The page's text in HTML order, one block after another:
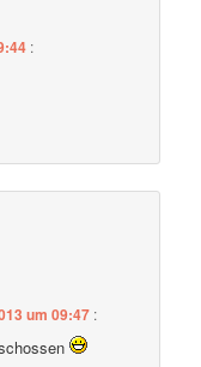
:
um 09:47 :